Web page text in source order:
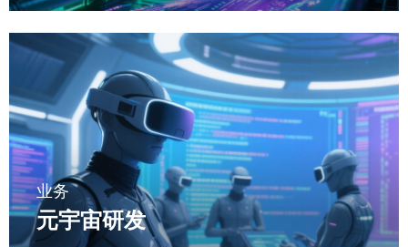
业务
元宇宙研发